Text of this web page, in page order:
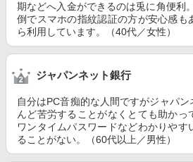
期などへ入金ができるのは兎に角便利
倒でスマホの指紋認証の方が安心感も
ら利用しています。（40代／女性）
ジャパンネット銀行
自分はPC音痴的な人間ですがジャパン
んど苦労することがなくとても助かっ
ワンタイムパスワードなどわかりやす
ることがない。（60代以上／男性）